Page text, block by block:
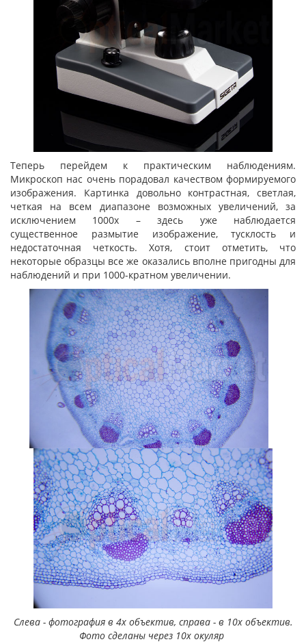
Теперь перейдем к практическим наблюдениям.
Микроскоп нас очень порадовал качеством формируемого
изображения. Картинка довольно контрастная, светлая,
четкая на всем диапазоне возможных увеличений, за
исключением 1000х – здесь уже наблюдается
существенное размытие изображение, тусклость и
недостаточная четкость. Хотя, стоит отметить, что
некоторые образцы все же оказались вполне пригодны для
наблюдений и при 1000-кратном увеличении.
Слева - фотография в 4х объектив, справа - в 10х объектив.
Фото сделаны через 10х окуляр